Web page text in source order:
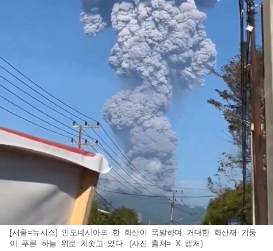
[서울=뉴시스] 인도네시아의 한 화산이 폭발하며 거대한 화산재 기둥
이 푸른 하늘 위로 치솟고 있다. (사진 출처= X 캡처)